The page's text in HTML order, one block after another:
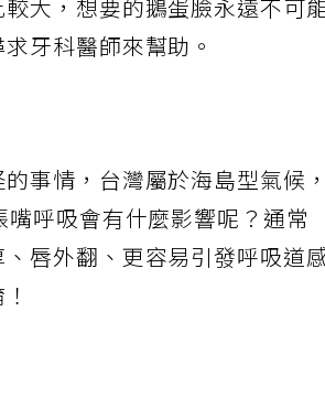
大，想要的鵝蛋臉永遠不可
牙科醫師來幫助。
事情，台灣屬於海島型氣候，
呼吸會有什麼影響呢？通常
唇外翻、更容易引發呼吸道